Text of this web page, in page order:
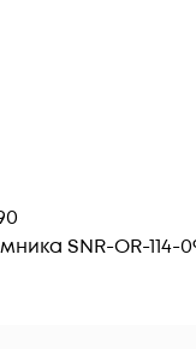
SNR-OR-114-